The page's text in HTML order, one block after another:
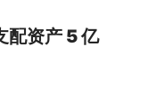
配资产 5 亿